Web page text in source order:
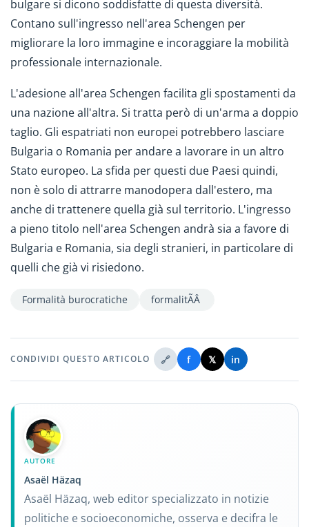
bulgare si dicono soddisfatte di questa diversità.
Contano sull'ingresso nell'area Schengen per
migliorare la loro immagine e incoraggiare la mobilità
professionale internazionale.
L'adesione all'area Schengen facilita gli spostamenti da
una nazione all'altra. Si tratta però di un'arma a doppio
taglio. Gli espatriati non europei potrebbero lasciare
Bulgaria o Romania per andare a lavorare in un altro
Stato europeo. La sfida per questi due Paesi quindi,
non è solo di attrarre manodopera dall'estero, ma
anche di trattenere quella già sul territorio. L'ingresso
a pieno titolo nell'area Schengen andrà sia a favore di
Bulgaria e Romania, sia degli stranieri, in particolare di
quelli che già vi risiedono.
Formalità burocratiche formalitÃÂ
CONDIVIDI QUESTO ARTICOLO 🔗 f 𝕏 in
AUTORE
Asaël Häzaq
Asaël Häzaq, web editor specializzato in notizie
politiche e socioeconomiche, osserva e decifra le